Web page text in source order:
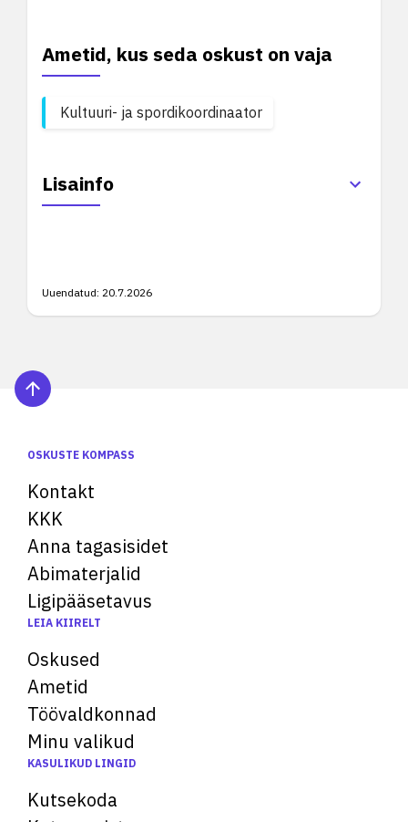
Ametid, kus seda oskust on vaja
Kultuuri- ja spordikoordinaator
Lisainfo
Uuendatud: 20.7.2026
OSKUSTE KOMPASS
Kontakt
KKK
Anna tagasisidet
Abimaterjalid
Ligipääsetavus
LEIA KIIRELT
Oskused
Ametid
Töövaldkonnad
Minu valikud
KASULIKUD LINGID
Kutsekoda